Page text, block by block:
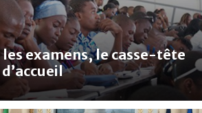
les examens, le casse-tête